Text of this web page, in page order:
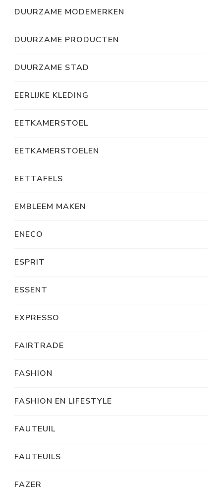
DUURZAME MODEMERKEN
DUURZAME PRODUCTEN
DUURZAME STAD
EERLIJKE KLEDING
EETKAMERSTOEL
EETKAMERSTOELEN
EETTAFELS
EMBLEEM MAKEN
ENECO
ESPRIT
ESSENT
EXPRESSO
FAIRTRADE
FASHION
FASHION EN LIFESTYLE
FAUTEUIL
FAUTEUILS
FAZER